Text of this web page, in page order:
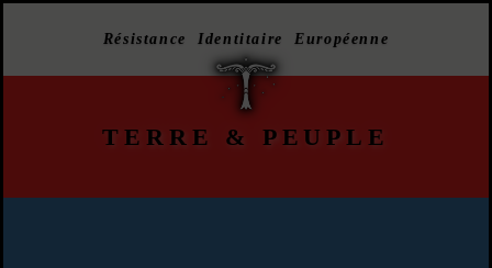
Résistance Identitaire Européenne
TERRE & PEUPLE